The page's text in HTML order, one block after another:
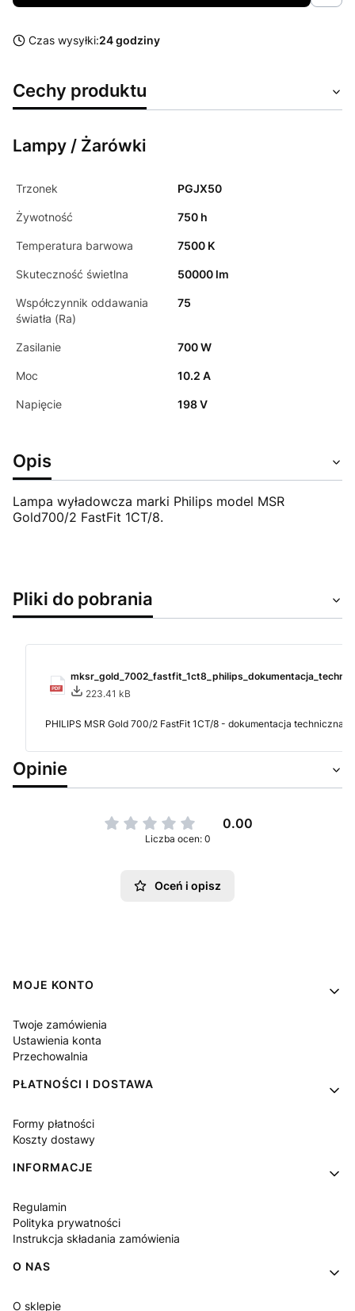
Czas wysyłki:24 godziny
Cechy produktu
Lampy / Żarówki
Trzonek PGJX50
Żywotność 750 h
Temperatura barwowa 7500 K
Skuteczność świetlna 50000 lm
Współczynnik oddawania
światła (Ra)
75
Zasilanie 700 W
Moc 10.2 A
Napięcie 198 V
Opis
Lampa wyładowcza marki Philips model MSR
Gold700/2 FastFit 1CT/8.
Pliki do pobrania
223.41 kB
PHILIPS MSR Gold 700/2 FastFit 1CT/8 - dokumentacja techniczna
Opinie
0.00
Liczba ocen: 0
Oceń i opisz
Linki w stopce
MOJE KONTO
Twoje zamówienia
Ustawienia konta
Przechowalnia
PŁATNOŚCI I DOSTAWA
Formy płatności
Koszty dostawy
INFORMACJE
Regulamin
Polityka prywatności
Instrukcja składania zamówienia
O NAS
O sklepie